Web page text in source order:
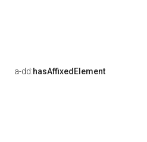
a-dd:hasAffixedElement